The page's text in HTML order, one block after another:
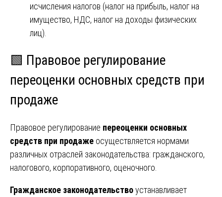
исчисления налогов (налог на прибыль, налог на
имущество, НДС, налог на доходы физических
лиц).
🟩 Правовое регулирование
переоценки основных средств при
продаже
Правовое регулирование переоценки основных
средств при продаже осуществляется нормами
различных отраслей законодательства: гражданского,
налогового, корпоративного, оценочного.
Гражданское законодательствоустанавливает